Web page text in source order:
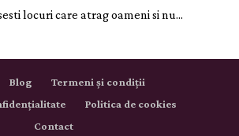
locuri care atrag oameni si nu...
Blog
Termeni și condiții
Politica de cookies
Contact